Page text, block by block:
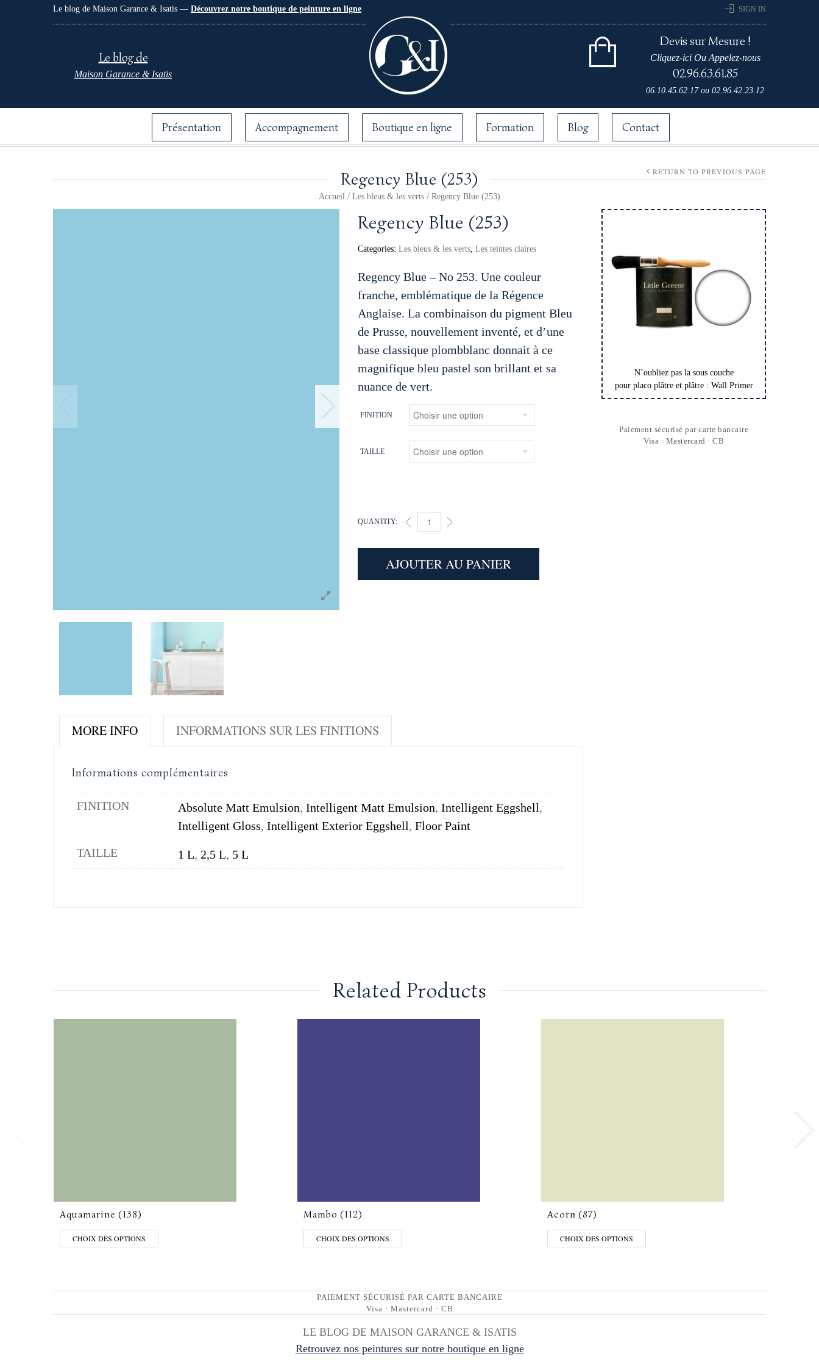
Le blog de Maison Garance & Isatis — Découvrez notre boutique de peinture en ligne SIGN IN
Le blog de
Maison Garance & Isatis
Devis sur Mesure !
Cliquez-ici Ou Appelez-nous
02.96.63.61.85
06.10.45.62.17 ou 02.96.42.23.12
Présentation Accompagnement Boutique en ligne Formation Blog Contact
Regency Blue (253)
Accueil / Les bleus & les verts / Regency Blue (253)
RETURN TO PREVIOUS PAGE
Regency Blue (253)
Categories: Les bleus & les verts, Les teintes claires
Regency Blue – No 253. Une couleur
franche, emblématique de la Régence
Anglaise. La combinaison du pigment Bleu
de Prusse, nouvellement inventé, et d’une
base classique plombblanc donnait à ce
magnifique bleu pastel son brillant et sa
nuance de vert.
FINITION
TAILLE
QUANTITY: REGENCY BLUE (253) QUANTITY
AJOUTER AU PANIER
MORE INFO
Informations complémentaires
FINITION Absolute Matt Emulsion, Intelligent Matt Emulsion, Intelligent Eggshell,
Intelligent Gloss, Intelligent Exterior Eggshell, Floor Paint
TAILLE
1 L, 2,5 L, 5 L
INFORMATIONS SUR LES FINITIONS
N’oubliez pas la sous couche
pour placo plâtre et plâtre : Wall Primer
Paiement sécurisé par carte bancaire
Visa · Mastercard · CB
Related Products
Aquamarine (138)
CHOIX DES OPTIONS
Mambo (112)
CHOIX DES OPTIONS
Acorn (87)
CHOIX DES OPTIONS
PAIEMENT SÉCURISÉ PAR CARTE BANCAIRE
Visa · Mastercard · CB
LE BLOG DE MAISON GARANCE & ISATIS
Retrouvez nos peintures sur notre boutique en ligne